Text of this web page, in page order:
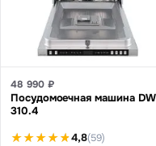
48 990 ₽
Посудомоечная машина DW
310.4
4,8(59)